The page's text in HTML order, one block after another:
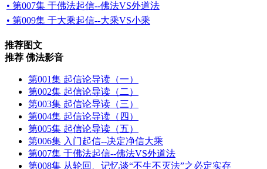
• 第007集 于佛法起信--佛法VS外道法
• 第009集 于大乘起信--大乘VS小乘
推荐图文
推荐 佛法影音
第001集 起信论导读（一）
第002集 起信论导读（二）
第003集 起信论导读（三）
第004集 起信论导读（四）
第005集 起信论导读（五）
第006集 入门起信--决定净信大乘
第007集 于佛法起信--佛法VS外道法
第008集 从轮回、记忆谈“不生不灭法”之必定实存